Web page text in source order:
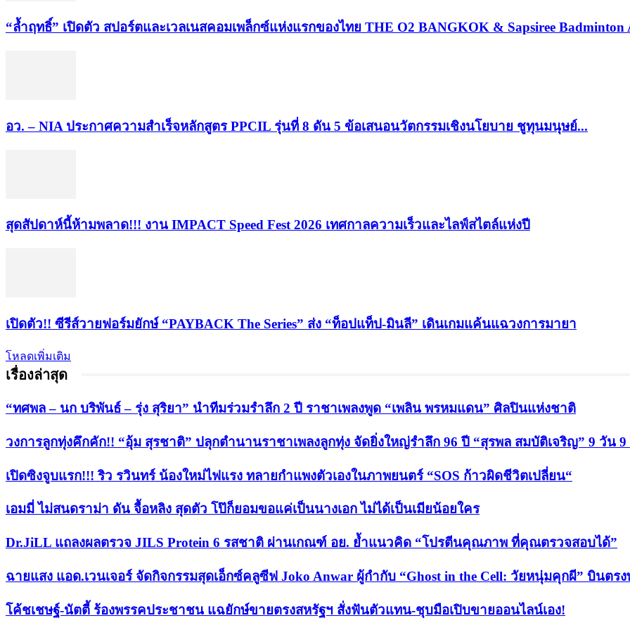
“ล้ำฤทธิ์” เปิดตัว สปอร์ตและเวลเนสคอมเพล็กซ์แห่งแรกของไทย THE O2 BANGKOK & Sapsiree Badminton
อว. – NIA ประกาศความสำเร็จหลักสูตร PPCIL รุ่นที่ 8 ดัน 5 ข้อเสนอนวัตกรรมเชิงนโยบาย ชูทุนมนุษย์...
สุดสัปดาห์นี้ห้ามพลาด!!! งาน IMPACT Speed Fest 2026 เทศกาลความเร็วและไลฟ์สไตล์แห่งปี
เปิดตัว!! ซีรีส์วายฟอร์มยักษ์ “PAYBACK The Series” ส่ง “ท็อปแท็ป-มินลี” เดินเกมแค้นแฉวงการมายา
โหลดเพิ่มเติม
เรื่องล่าสุด
“ทศพล – นก บริพันธ์ – รุ่ง สุริยา” นำทีมร่วมรำลึก 2 ปี ราชาเพลงพูด “เพลิน พรหมแดน” ศิลปินแห่งชาติ
วงการลูกทุ่งคึกคัก!! “อุ้ม สุรชาติ” ปลุกตำนานราชาเพลงลูกทุ่ง จัดยิ่งใหญ่รำลึก 96 ปี “สุรพล สมบัติเจริญ” 9 วัน
เปิดซิงจูบแรก!!! ริว รวินทร์ น้องใหม่ไฟแรง ทลายกำแพงตัวเองในภาพยนตร์ “SOS ก้าวผิดชีวิตเปลี่ยน“
เอมมี่ ไม่สนดราม่า ดัน จื้อหลิง สุดตัว โป๊ก็ยอมขอแค่เป็นนางเอก ไม่ได้เป็นเมียน้อยใคร
Dr.JiLL แถลงผลตรวจ JILS Protein 6 รสชาติ ผ่านเกณฑ์ อย. ย้ำแนวคิด “โปรตีนคุณภาพ ที่คุณตรวจสอบได้”
ฉายแสง แอด.เวนเจอร์ จัดกิจกรรมสุดเอ็กซ์คลูซีฟ Joko Anwar ผู้กำกับ “Ghost in the Cell: วัยหนุ่มคุกผี” บินตร
​โค้ชเชษฐ์-นัตตี้ ร้องพรรคประชาชน แฉยักษ์ขายตรงสหรัฐฯ สั่งฟันตัวแทน-ชุบมือเปิบขายออนไลน์เอง!